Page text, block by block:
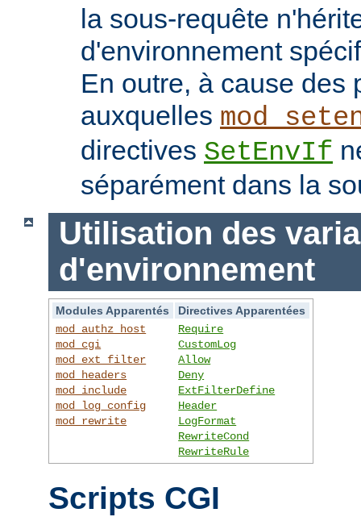
la sous-requête
d'environnement
En outre, à cause des
auxquelles
directives SetEnvIf
séparément dans la
Utilisation des
d'environnement
Modules Apparentés
Directives Apparentées
mod_authz_host
mod_cgi
mod_ext_filter
mod_headers
mod_include
mod_log_config
mod_rewrite
Require
CustomLog
Allow
Deny
ExtFilterDefine
Header
LogFormat
RewriteCond
RewriteRule
Scripts CGI